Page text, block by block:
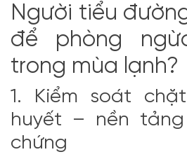
Người tiểu
để phòng
trong mùa lạnh?
1. Kiểm soát
huyết – nền
chứng